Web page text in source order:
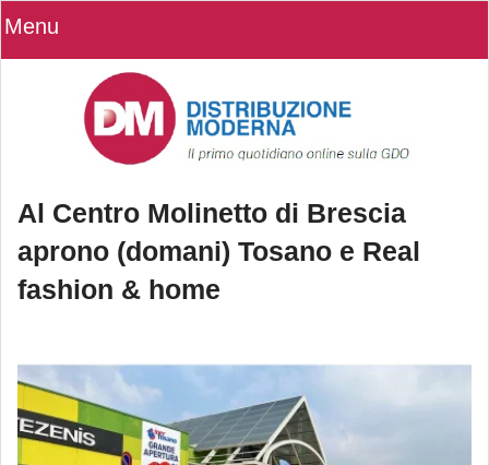
Menu
Al Centro Molinetto di Brescia
aprono (domani) Tosano e Real
fashion & home